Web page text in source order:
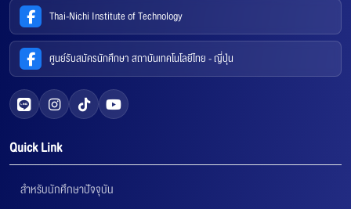
Thai-Nichi Institute of Technology
ศูนย์รับสมัครนักศึกษา สถาบันเทคโนโลยีไทย - ญี่ปุ่น
Quick Link
สำหรับนักศึกษาปัจจุบัน